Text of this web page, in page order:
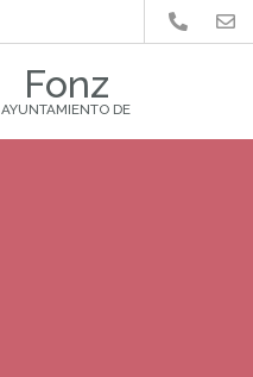
Fonz
AYUNTAMIENTO DE
Buscar